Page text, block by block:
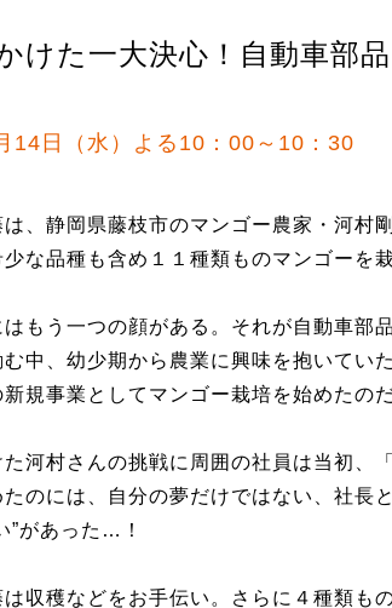
けた一大決心！自動車部
14日（水）よる10：00～10：30
、静岡県藤枝市のマンゴー農家・河村
少な品種も含め１１種類ものマンゴーを
もう一つの顔がある。それが自動車部
中、幼少期から農業に興味を抱いてい
新規事業としてマンゴー栽培を始めたのだ
た河村さんの挑戦に周囲の社員は当初、
たのには、自分の夢だけではない、社長
”があった…！
は収穫などをお手伝い。さらに４種類も